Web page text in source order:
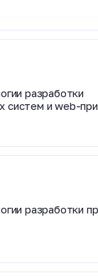
разработки
систем и web-
разработки